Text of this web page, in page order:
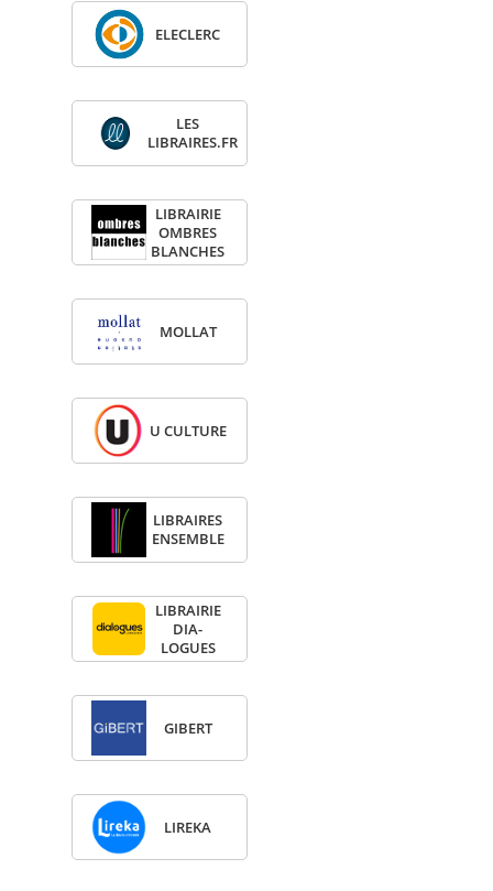
ELE­CLERC
LES
LIBRAIRES.FR
LIBRAI­RIE
OMBRES
BLANCHES
MOL­LAT
U CULTURE
LIBRAIRES
ENSEMBLE
LIBRAI­RIE
DIA­
LOGUES
GIBERT
LIREKA